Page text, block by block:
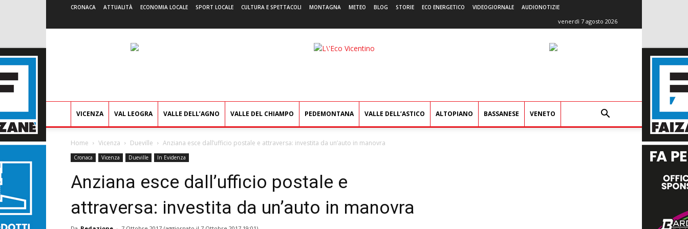
CRONACA ATTUALITÀ ECONOMIA LOCALE SPORT LOCALE CULTURA E SPETTACOLI MONTAGNA METEO BLOG STORIE ECO ENERGETICO VIDEOGIORNALE AUDIONOTIZIE
venerdì 7 agosto 2026
L'Eco
VICENZA VAL LEOGRA VALLE DELL’AGNO VALLE DEL CHIAMPO PEDEMONTANA VALLE DELL’ASTICO ALTOPIANO BASSANESE VENETO
Home Vicenza Dueville Anziana esce dall’ufficio postale e attraversa: investita da un’auto in manovra
Cronaca Vicenza Dueville In Evidenza
Anziana esce dall’ufficio postale e
attraversa: investita da un’auto in manovra